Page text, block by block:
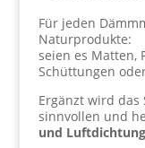
Für jeden
Naturprodukte:
seien es Matten,
Schüttungen
Ergänzt wird
sinnvollen und
und